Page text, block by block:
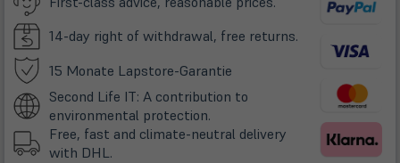
14-day right of withdrawal, free returns.
15 Monate Lapstore-Garantie
neuem
Tab)
Second Life IT: A contribution to
environmental protection.
Free, fast and climate-neutral delivery
with DHL.